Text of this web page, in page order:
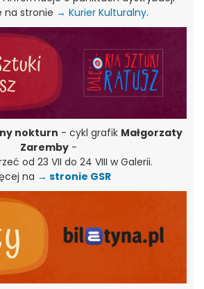
na stronie → Kurier Kulturalny.
nokturn - cykl grafik Małgorzaty
Zaremby -
od 23 VII do 24 VIII w Galerii.
na → stronie GSR